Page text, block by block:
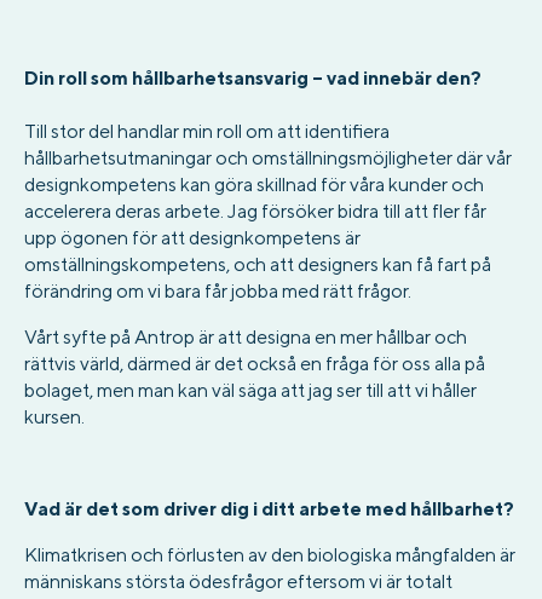
Din roll som hållbarhetsansvarig – vad innebär den?
Till stor del handlar min roll om att identifiera
hållbarhetsutmaningar och omställningsmöjligheter där vår
designkompetens kan göra skillnad för våra kunder och
accelerera deras arbete. Jag försöker bidra till att fler får
upp ögonen för att designkompetens är
omställningskompetens, och att designers kan få fart på
förändring om vi bara får jobba med rätt frågor.
Vårt syfte på Antrop är att designa en mer hållbar och
rättvis värld, därmed är det också en fråga för oss alla på
bolaget, men man kan väl säga att jag ser till att vi håller
kursen.
Vad är det som driver dig i ditt arbete med hållbarhet?
Klimatkrisen och förlusten av den biologiska mångfalden är
människans största ödesfrågor eftersom vi är totalt